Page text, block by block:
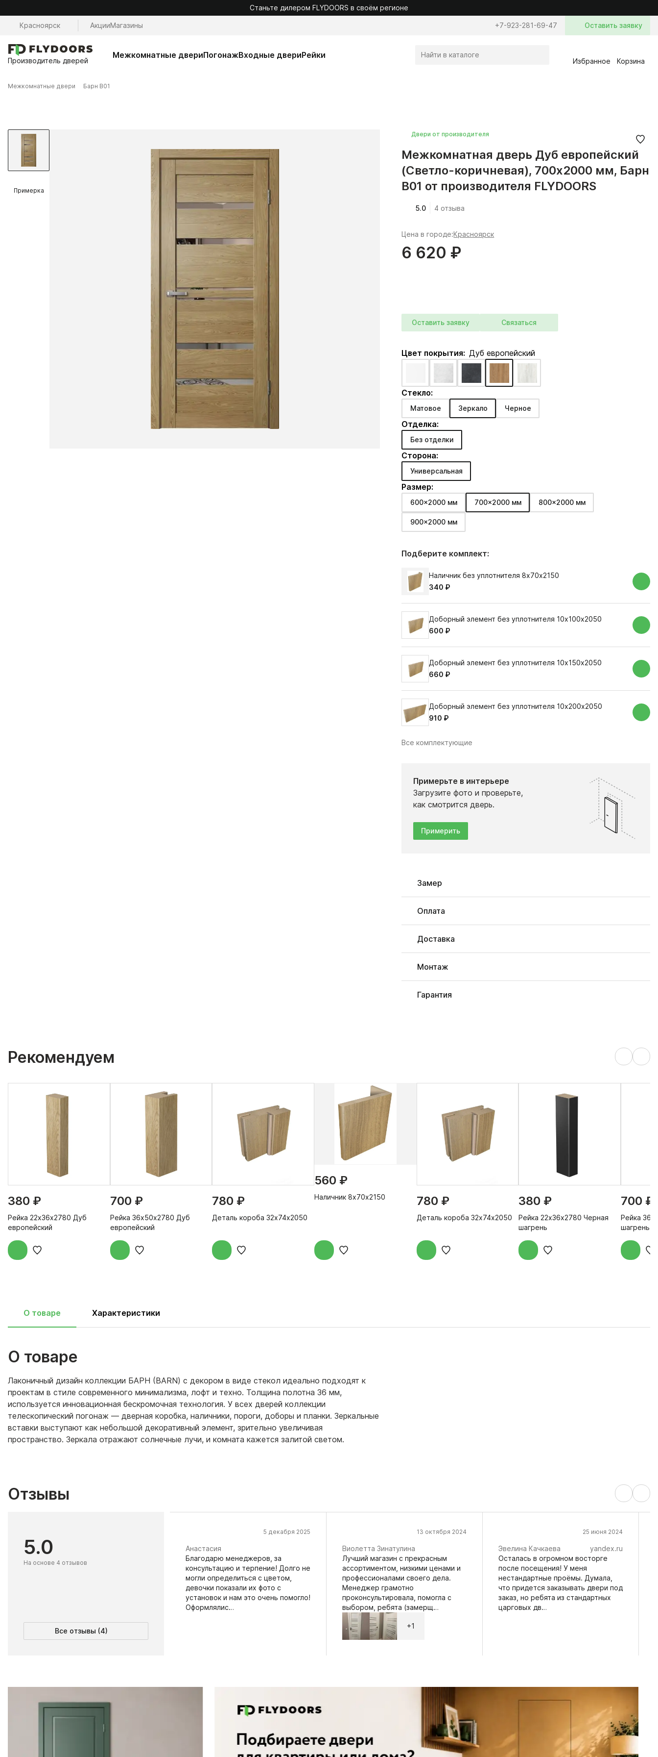
Станьте дилером FLYDOORS в своём регионе
Красноярск АкцииМагазины +7-923-281-69-47 Оставить заявку
Производитель дверей
Межкомнатные двериПогонажВходные двериРейки
Избранное Корзина
Межкомнатные двери Барн B01
Примерка
Двери от производителя
Межкомнатная дверь Дуб европейский
(Светло-коричневая), 700x2000 мм, Барн
B01 от производителя FLYDOORS
5.0 4 отзыва
Цена в городе:Красноярск
6 620 ₽
Оставить заявку Связаться
Цвет покрытия: Дуб европейский
Стекло:
Матовое Зеркало Черное
Отделка:
Без отделки
Сторона:
Универсальная
Размер:
600x2000 мм 700x2000 мм 800x2000 мм
900x2000 мм
Подберите комплект:
Наличник без уплотнителя 8х70х2150
340 ₽
Доборный элемент без уплотнителя 10х100х2050
600 ₽
Доборный элемент без уплотнителя 10х150х2050
660 ₽
Доборный элемент без уплотнителя 10х200х2050
910 ₽
Все комплектующие
Примерьте в интерьере
Загрузите фото и проверьте,
как смотрится дверь.
Примерить
Замер
Оплата
Доставка
Монтаж
Гарантия
Отзывы
5.0
На основе 4 отзывов
5 декабря 2025
Анастасия
Благодарю менеджеров, за
консультацию и терпение! Долго не
могли определиться с цветом,
девочки показали их фото с
установок и нам это очень помогло!
Оформлялис…
13 октября 2024
Виолетта Зинатулина
Лучший магазин с прекрасным
ассортиментом, низкими ценами и
профессионалами своего дела.
Менеджер грамотно
проконсультировала, помогла с
выбором, ребята (замерщ…
+1
25 июня 2024
Эвелина Качкаева
yandex.ru
Осталась в огромном восторге
после посещения! У меня
нестандартные проëмы. Думала,
что придется заказывать двери под
заказ, но ребята из стандартных
царговых дв…
Все отзывы (4)
Рекомендуем
380 ₽
Рейка 22х36х2780 Дуб
европейский
700 ₽
Рейка 36х50х2780 Дуб
европейский
780 ₽
Деталь короба 32х74х2050
560 ₽
Наличник 8х70х2150 780 ₽
Деталь короба 32х74х2050
380 ₽
Рейка 22х36х2780 Черная
шагрень
700 ₽
Рейка
шагрень
О товаре Характеристики
О товаре
Лаконичный дизайн коллекции БАРН (BARN) с декором в виде стекол идеально подходят к
проектам в стиле современного минимализма, лофт и техно. Толщина полотна 36 мм,
используется инновационная бескромочная технология. У всех дверей коллекции
телескопический погонаж — дверная коробка, наличники, пороги, доборы и планки. Зеркальные
вставки выступают как небольшой декоративный элемент, зрительно увеличивая
пространство. Зеркала отражают солнечные лучи, и комната кажется залитой светом.